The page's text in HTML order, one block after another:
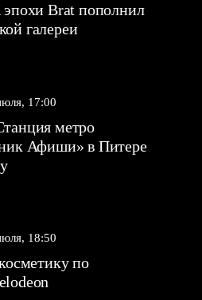
Brat пополнил
галереи
17:00
метро
Афиши» в Питере
18:50
по